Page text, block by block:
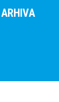
ARHIVA